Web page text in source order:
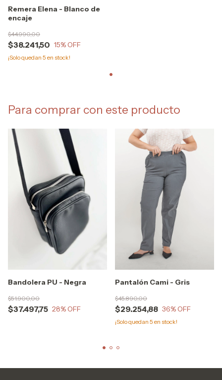
Remera Elena - Blanco de
encaje
$38.241,50
$44.990,00
15% OFF
¡Solo quedan 5 en stock!
Para comprar con este producto
Bandolera PU - Negra
$37.497,75
$51.900,00
28% OFF
Pantalón Cami - Gris
$29.254,88
$45.890,00
36% OFF
¡Solo quedan 5 en stock!